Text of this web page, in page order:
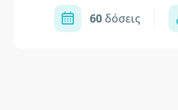
60δόσεις